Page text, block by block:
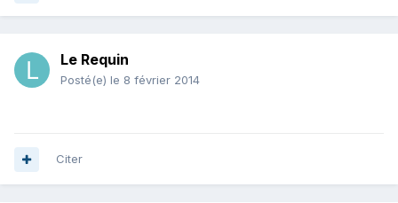
Le Requin
Posté(e) le 8 février 2014
Citer